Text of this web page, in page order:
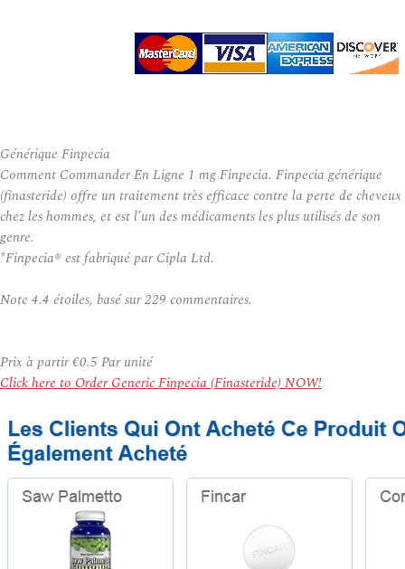
Générique Finpecia
Comment Commander En Ligne 1 mg Finpecia. Finpecia générique
(finasteride) offre un traitement très efficace contre la perte de cheveux
chez les hommes, et est l’un des médicaments les plus utilisés de son
genre.
*Finpecia® est fabriqué par Cipla Ltd.
Note 4.4 étoiles, basé sur229 commentaires.
Prix à partir€0.5 Par unité
Click here to Order Generic Finpecia (Finasteride) NOW!